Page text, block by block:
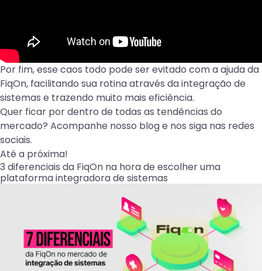
Por fim, esse caos todo pode ser evitado com a ajuda da
FiqOn, facilitando sua rotina através da integração de
sistemas e trazendo muito mais eficiência.
Quer ficar por dentro de todas as tendências do
mercado? Acompanhe nosso bloge nos siga nas redes
sociais.
Até a próxima!
3 diferenciais da FiqOn na hora de escolher uma
plataforma integradora de sistemas